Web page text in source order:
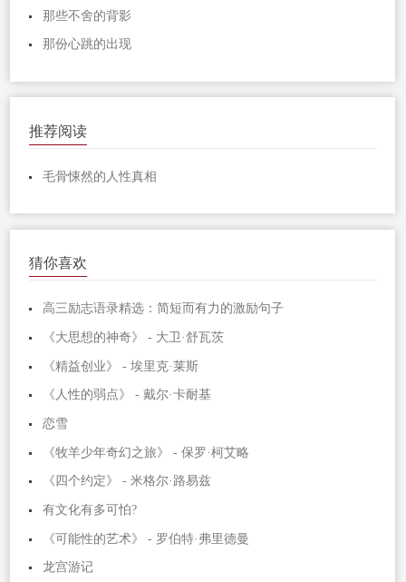
那些不舍的背影
那份心跳的出现
推荐阅读
毛骨悚然的人性真相
猜你喜欢
高三励志语录精选：简短而有力的激励句子
《大思想的神奇》 - 大卫·舒瓦茨
《精益创业》 - 埃里克·莱斯
《人性的弱点》 - 戴尔·卡耐基
恋雪
《牧羊少年奇幻之旅》 - 保罗·柯艾略
《四个约定》 - 米格尔·路易兹
有文化有多可怕?
《可能性的艺术》 - 罗伯特·弗里德曼
龙宫游记